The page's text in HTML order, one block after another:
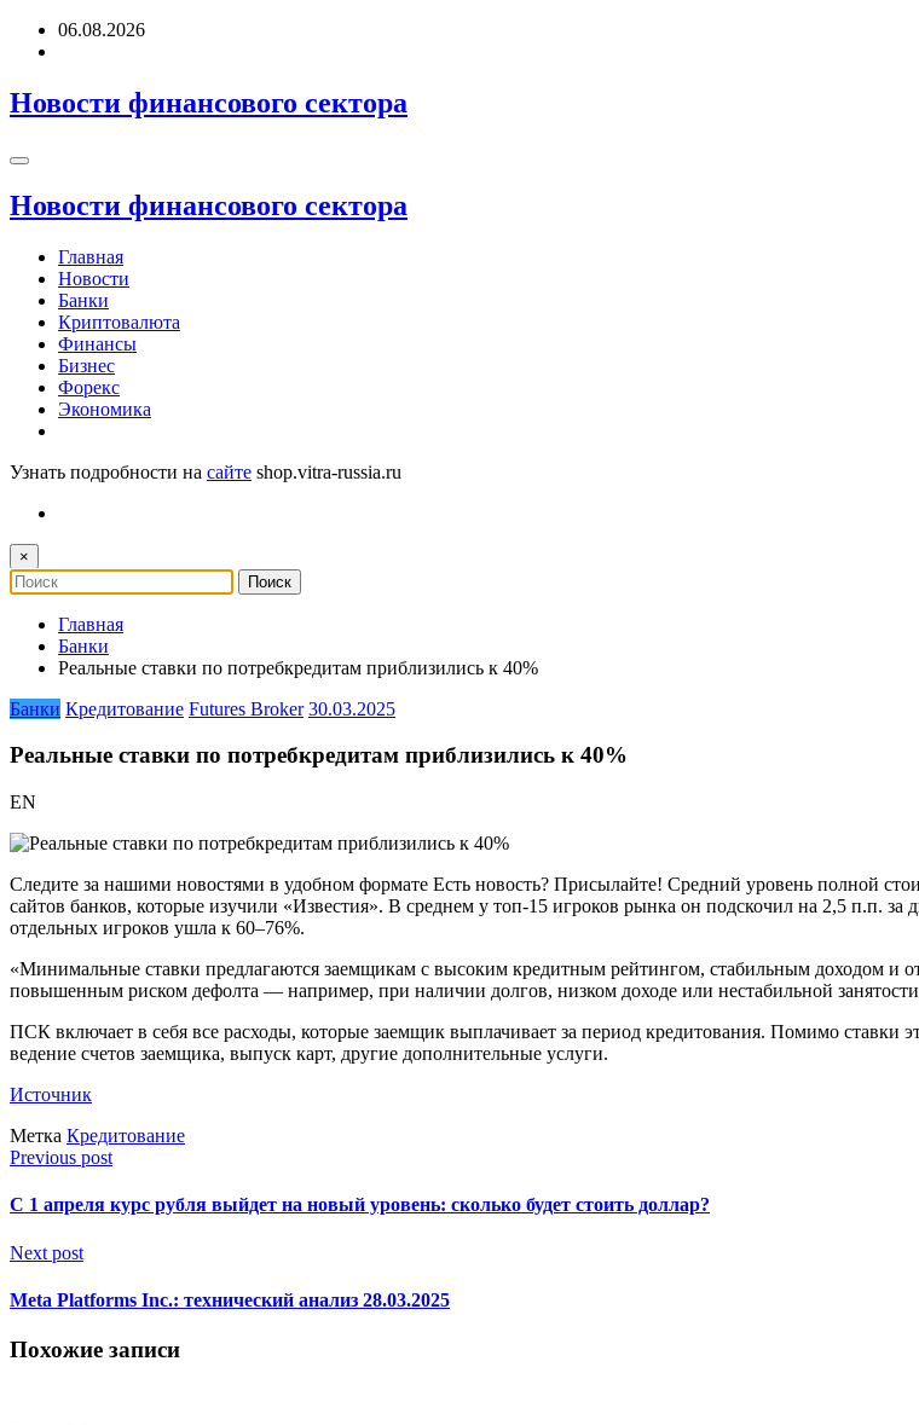
Перейти06.08.2026
Новости финансового сектора
Новости финансового сектора
Главная
Новости
Банки
Криптовалюта
Финансы
Бизнес
Форекс
Экономика
Узнать подробности на сайте shop.vitra-russia.ru
×
Главная
Банки
Реальные ставки по потребкредитам приблизились к 40%
Банки Кредитование Futures Broker 30.03.2025
Реальные ставки по потребкредитам приблизились к 40%
EN
Следите за нашими новостями в удобном формате Есть новость? Присылайте! Средний уровень полной
сайтов банков, которые изучили «Известия». В среднем у топ-15 игроков рынка он подскочил на 2,5 п.п.
отдельных игроков ушла к 60–76%.
«Минимальные ставки предлагаются заемщикам с высоким кредитным рейтингом, стабильным доходом и
повышенным риском дефолта — например, при наличии долгов, низком доходе или нестабильной
ПСК включает в себя все расходы, которые заемщик выплачивает за период кредитования. Помимо ставки
ведение счетов заемщика, выпуск карт, другие дополнительные услуги.
Источник
Метка Кредитование
Previous post
С 1 апреля курс рубля выйдет на новый уровень: сколько будет стоить доллар?
Next post
Meta Platforms Inc.: технический анализ 28.03.2025
Похожие записи